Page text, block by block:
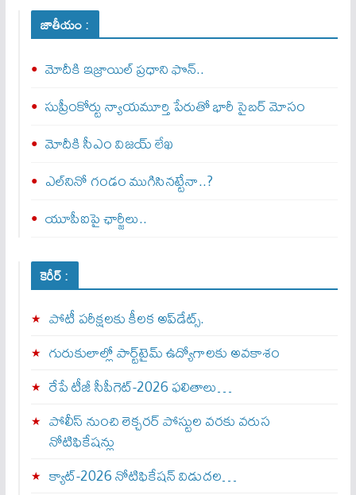
జాతీయం :
మోదీకి ఇజ్రాయిల్ ప్ర‌ధాని ఫొన్..
సుప్రీంకోర్టు న్యాయమూర్తి పేరుతో భారీ సైబర్ మోసం
మోదీకి సీఎం విజయ్ లేఖ
ఎల్‌నినో గండం ముగిసినట్టేనా..?
యూపీఐపై ఛార్జీలు..
కెరీర్ :
పోటీ పరీక్షలకు కీలక అప్‌డేట్స్.
గురుకులాల్లో పార్ట్‌టైమ్ ఉద్యోగాలకు అవకాశం
రేపే టీజీ సీపీగెట్‌-2026 ఫలితాలు…
పోలీస్ నుంచి లెక్చరర్ పోస్టుల వరకు వరుస
నోటిఫికేషన్లు
క్యాట్-2026 నోటిఫికేషన్ విడుదల…